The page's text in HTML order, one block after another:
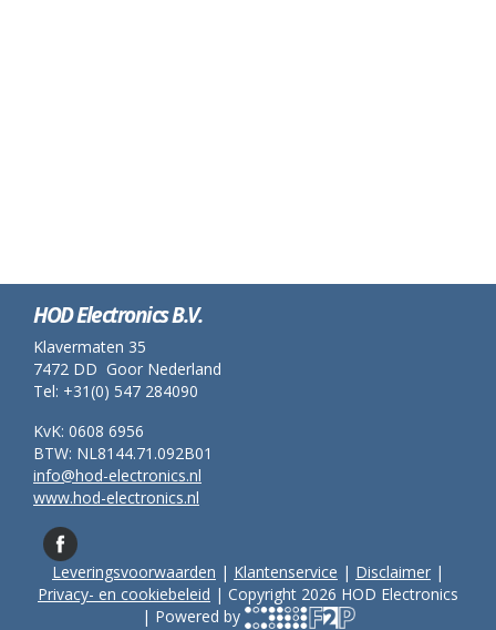
HOD Electronics B.V.
Klavermaten 35
7472 DD Goor Nederland
Tel: +31(0) 547 284090
KvK: 0608 6956
BTW: NL8144.71.092B01
info@hod-electronics.nl
www.hod-electronics.nl
Leveringsvoorwaarden | Klantenservice | Disclaimer |
Privacy- en cookiebeleid | Copyright 2026 HOD Electronics
| Powered by